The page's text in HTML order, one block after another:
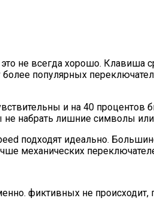
не всегда хорошо. Клавиша
популярных
и на 40
не набрать лишние символы
подходят идеально.
механических
фиктивных не